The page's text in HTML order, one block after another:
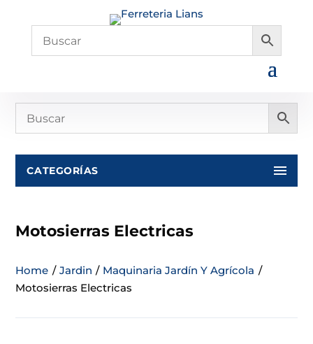
CATEGORÍAS
Motosierras Electricas
Home / Jardin / Maquinaria Jardín Y Agrícola /
Motosierras Electricas